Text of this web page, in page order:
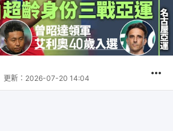
更新： 2026-07-20 14:04